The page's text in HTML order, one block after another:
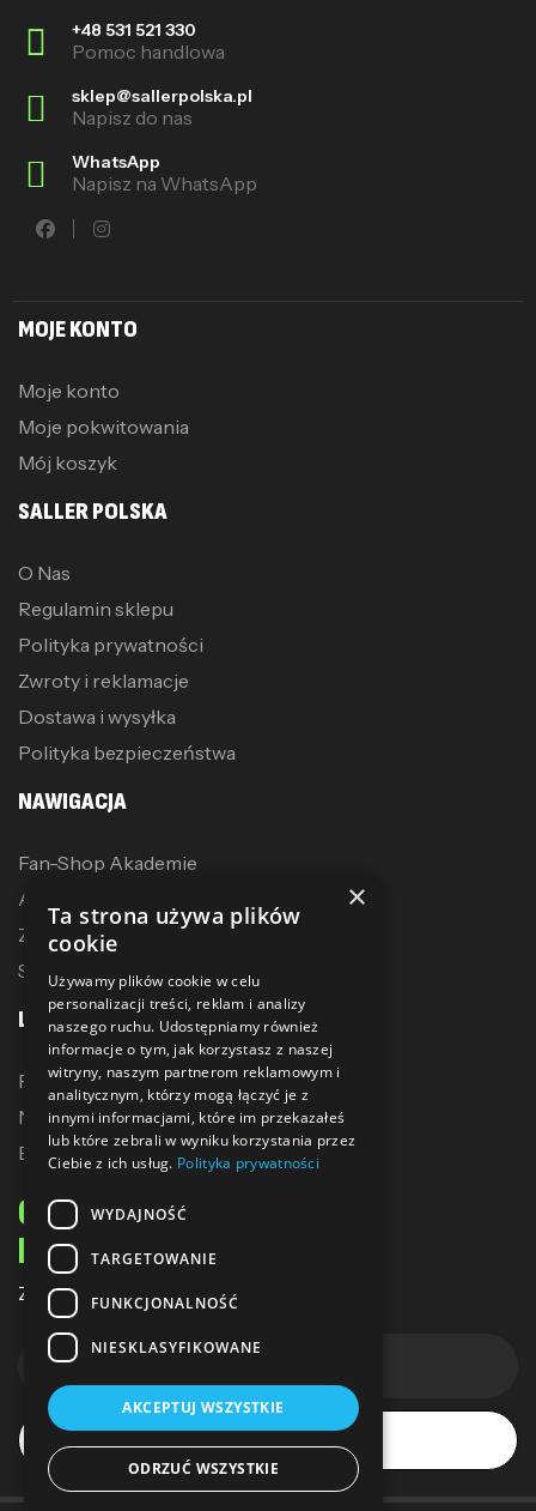
+48 531 521 330
Pomoc handlowa
sklep@sallerpolska.pl
Napisz do nas
WhatsApp
Napisz na WhatsApp
MOJE KONTO
Moje konto
Moje pokwitowania
Mój koszyk
SALLER POLSKA
O Nas
Regulamin sklepu
Polityka prywatności
Zwroty i reklamacje
Dostawa i wysyłka
Polityka bezpieczeństwa
NAWIGACJA
Fan-Shop Akademie
Akcesoria treningowe
Zostań dystrybutorem
Sublimacja
LINKI
Promocje
Nowe produkty
Bestsellery
ODBIERZ 10% ZNIŻKI
NA PIERWSZE ZAKUPY
Zapisz się do naszego newslettera
×
Ta strona używa plików
cookie
Używamy plików cookie w celu
personalizacji treści, reklam i analizy
naszego ruchu. Udostępniamy również
informacje o tym, jak korzystasz z naszej
witryny, naszym partnerom reklamowym i
analitycznym, którzy mogą łączyć je z
innymi informacjami, które im przekazałeś
lub które zebrali w wyniku korzystania przez
Ciebie z ich usług. Polityka prywatności
WYDAJNOŚĆ
TARGETOWANIE
FUNKCJONALNOŚĆ
NIESKLASYFIKOWANE
AKCEPTUJ WSZYSTKIE
ODRZUĆ WSZYSTKIE